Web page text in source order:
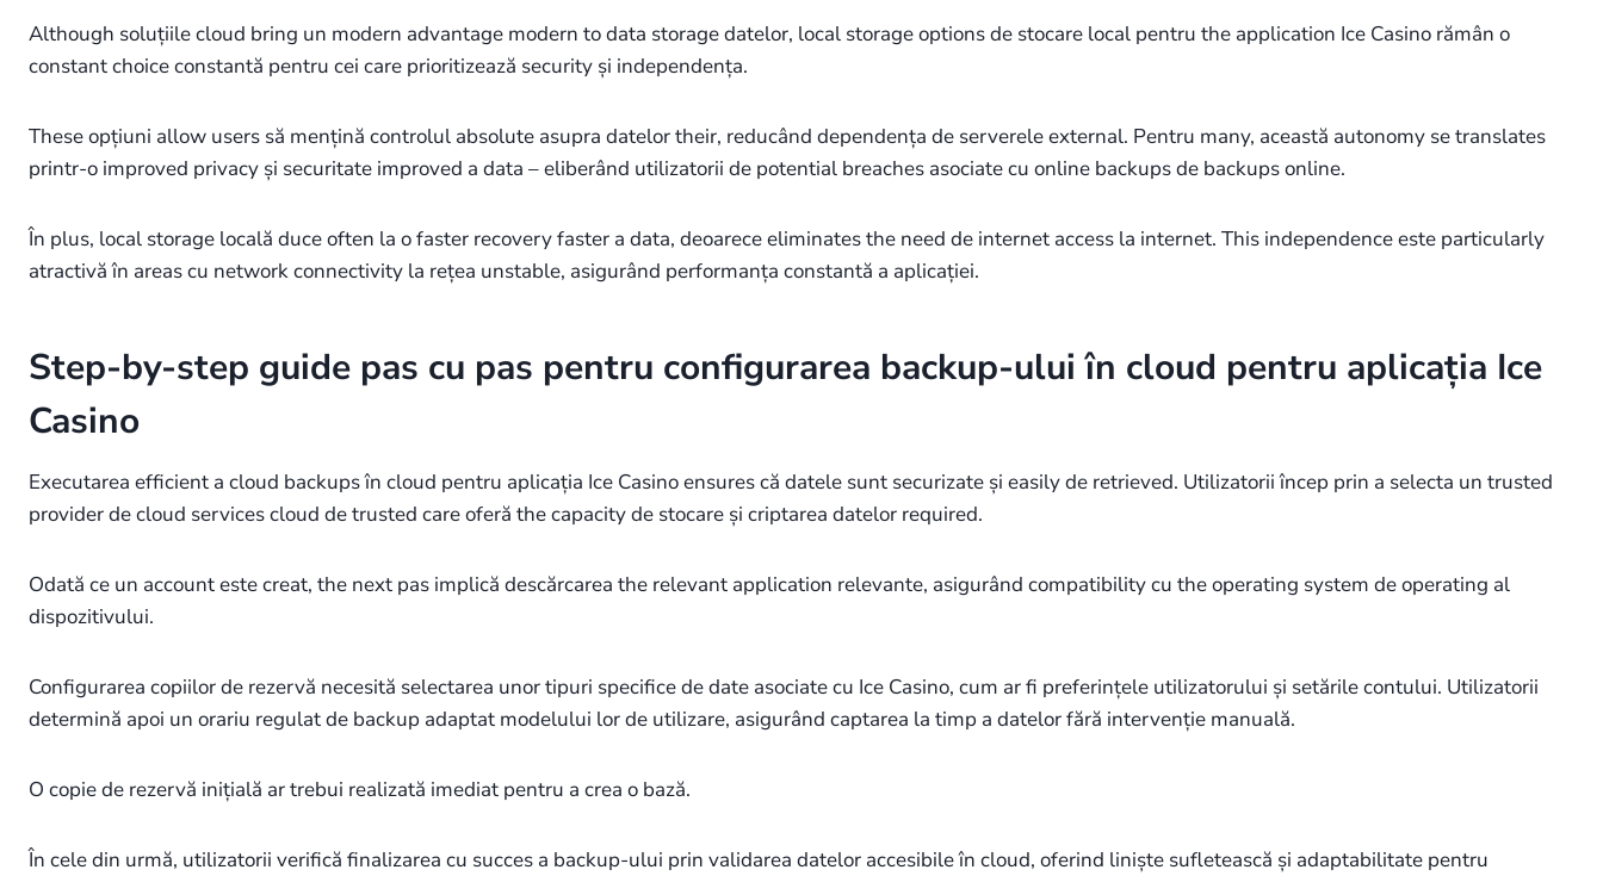
Although soluțiile cloud bring un modern advantage modern to data storage datelor, local storage options de stocare local pentru the application Ice Casino rămân o
constant choice constantă pentru cei care prioritizează security și independența.
These opțiuni allow users să mențină controlul absolute asupra datelor their, reducând dependența de serverele external. Pentru many, această autonomy se translates
printr-o improved privacy și securitate improved a data – eliberând utilizatorii de potential breaches asociate cu online backups de backups online.
În plus, local storage locală duce often la o faster recovery faster a data, deoarece eliminates the need de internet access la internet. This independence este particularly
atractivă în areas cu network connectivity la rețea unstable, asigurând performanța constantă a aplicației.
Step-by-step guide pas cu pas pentru configurarea backup-ului în cloud pentru aplicația Ice
Casino
Executarea efficient a cloud backups în cloud pentru aplicația Ice Casino ensures că datele sunt securizate și easily de retrieved. Utilizatorii încep prin a selecta un trusted
provider de cloud services cloud de trusted care oferă the capacity de stocare și criptarea datelor required.
Odată ce un account este creat, the next pas implică descărcarea the relevant application relevante, asigurând compatibility cu the operating system de operating al
dispozitivului.
Configurarea copiilor de rezervă necesită selectarea unor tipuri specifice de date asociate cu Ice Casino, cum ar fi preferințele utilizatorului și setările contului. Utilizatorii
determină apoi un orariu regulat de backup adaptat modelului lor de utilizare, asigurând captarea la timp a datelor fără intervenție manuală.
O copie de rezervă inițială ar trebui realizată imediat pentru a crea o bază.
În cele din urmă, utilizatorii verifică finalizarea cu succes a backup-ului prin validarea datelor accesibile în cloud, oferind liniște sufletească și adaptabilitate pentru